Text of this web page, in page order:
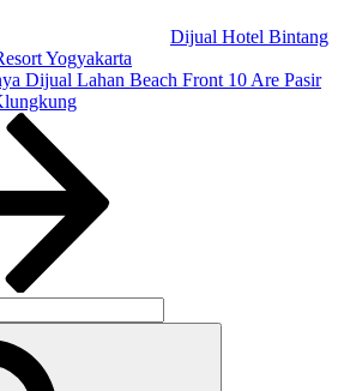
Dijual Hotel Bintang
Yogyakarta
Dijual Lahan Beach Front 10 Are Pasir